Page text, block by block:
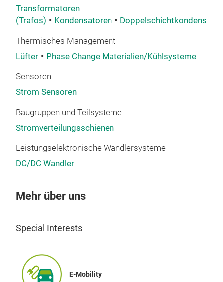
Transformatoren
(Trafos)
Kondensatoren
Thermisches Management
Lüfter
Phase Change Materialien/Kühlsysteme
Sensoren
Strom Sensoren
Baugruppen und Teilsysteme
Stromverteilungsschienen
Leistungselektronische Wandlersysteme
DC/DC Wandler
Mehr über uns
Special Interests
E-Mobility